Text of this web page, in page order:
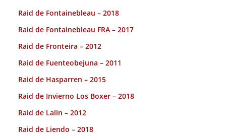
Raid de Fontainebleau – 2018
Raid de Fontainebleau FRA – 2017
Raid de Fronteira – 2012
Raid de Fuenteobejuna – 2011
Raid de Hasparren – 2015
Raid de Invierno Los Boxer – 2018
Raid de Lalin – 2012
Raid de Liendo – 2018